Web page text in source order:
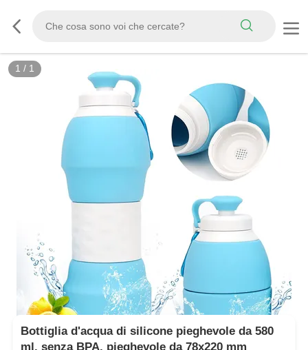
1 / 1
Bottiglia d'acqua di silicone pieghevole da 580
ml, senza BPA, pieghevole da 78x220 mm